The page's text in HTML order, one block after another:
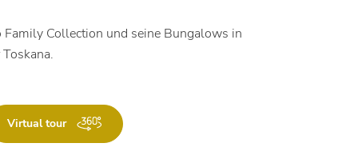
Family Collection und seine Bungalows in
Virtual tour